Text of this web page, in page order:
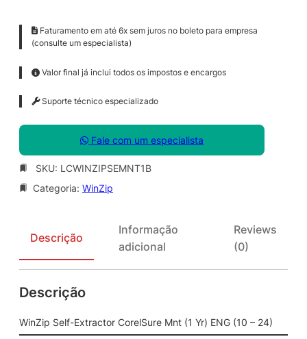
Faturamento em até 6x sem juros no boleto para empresa
(consulte um especialista)
Valor final já inclui todos os impostos e encargos
Suporte técnico especializado
Fale com um especialista
SKU: LCWINZIPSEMNT1B
Categoria: WinZip
Descrição
Informação
adicional
Reviews
(0)
Descrição
WinZip Self-Extractor CorelSure Mnt (1 Yr) ENG (10 – 24)